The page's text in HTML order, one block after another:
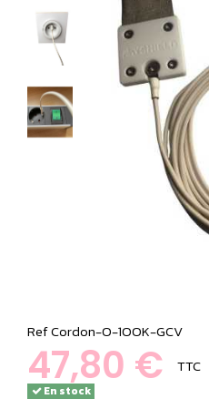
RefCordon-O-1OOK-GCV
47,80 € TTC
En stock